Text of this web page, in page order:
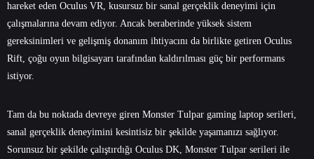
hareket eden Oculus VR, kusursuz bir sanal gerçeklik deneyimi için
çalışmalarına devam ediyor. Ancak beraberinde yüksek sistem
gereksinimleri ve gelişmiş donanım ihtiyacını da birlikte getiren Oculus
Rift, çoğu oyun bilgisayarı tarafından kaldırılması güç bir performans
istiyor.
Tam da bu noktada devreye giren Monster Tulpar gaming laptop serileri,
sanal gerçeklik deneyimini kesintisiz bir şekilde yaşamanızı sağlıyor.
Sorunsuz bir şekilde çalıştırdığı Oculus DK, Monster Tulpar serileri ile